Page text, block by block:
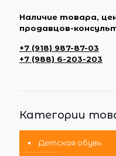
Наличие товара,
продавцов-
+7 (918) 987-87-03
+7 (988) 6-203-203
Категории
Детская обувь